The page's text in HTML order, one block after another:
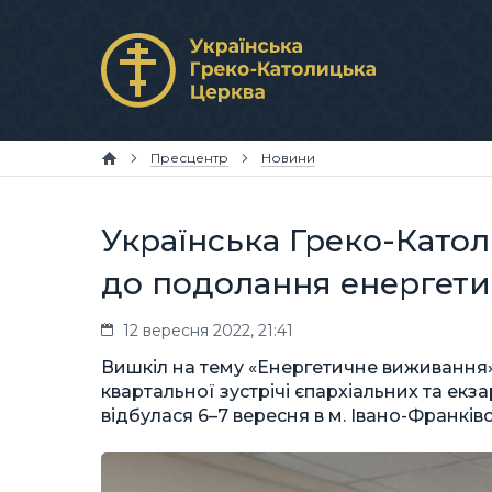
Пресцентр Новини
Українська Греко-
до подолання
12 вересня 2022, 21:41
Вишкіл на тему «Енергетичне
квартальної зустрічі єпархіальних та
відбулася 6–7 вересня в м. Івано-